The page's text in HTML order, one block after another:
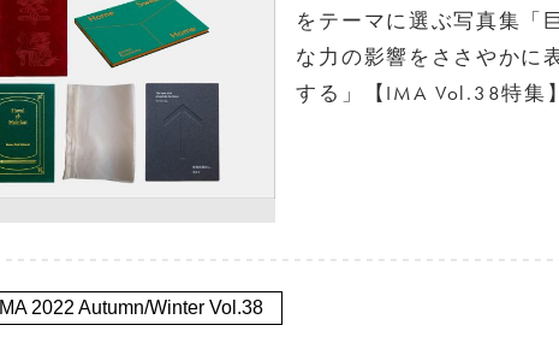
をテーマに選ぶ写真集「
な力の影響をささやかに
する」【IMA Vol.38特集】
IMA 2022 Autumn/Winter Vol.38